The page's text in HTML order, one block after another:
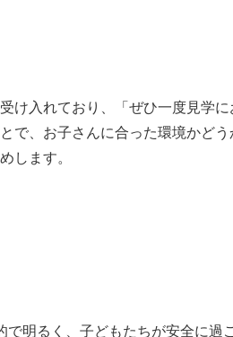
け入れており、「ぜひ一度見学
で、お子さんに合った環境かど
します。
で明るく、子どもたちが安全に